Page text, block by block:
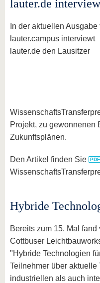
lauter.de
In der aktuellen Ausgabe
lauter.campus interviewt
lauter.de den Lausitzer
Projekt, zu gewonnenen
Zukunftsplänen.
Den Artikel finden Sie
Hybride
Bereits zum 15. Mal
Cottbuser
"Hybride Technologien
Teilnehmer über
industriellen als auch